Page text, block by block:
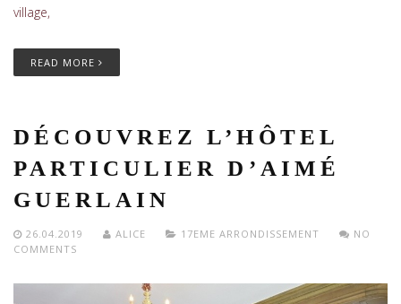
village,
READ MORE
DÉCOUVREZ L’HÔTEL
PARTICULIER D’AIMÉ
GUERLAIN
26.04.2019 ALICE 17EME ARRONDISSEMENT
NO
COMMENTS